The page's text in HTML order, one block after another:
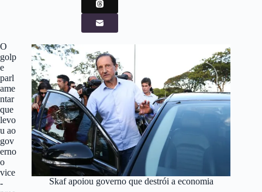
Skaf apoiou governo que destrói a economia
O
golp
e
parl
ame
ntar
que
levo
u ao
gov
erno
o
vice
-